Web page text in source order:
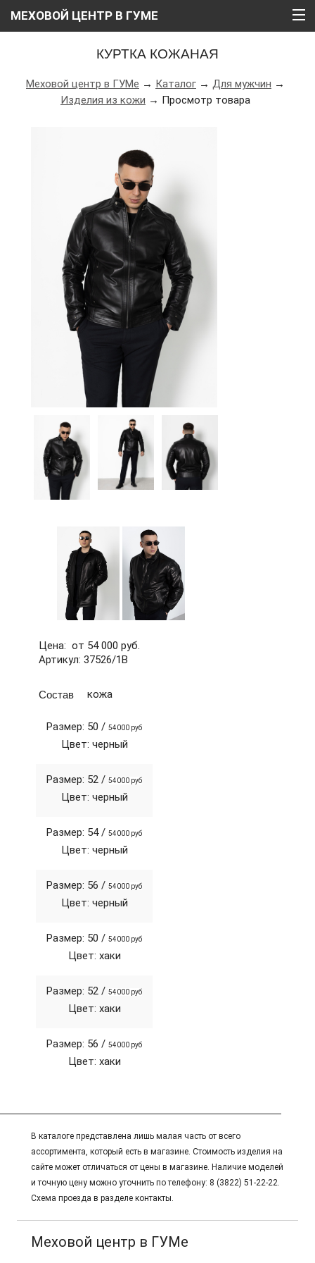
МЕХОВОЙ ЦЕНТР В ГУМЕ
КАТАЛОГ
КОНТАКТЫ
КУРТКА КОЖАНАЯ
Меховой центр в ГУМе → Каталог → Для мужчин →
Изделия из кожи → Просмотр товара
Цена: от 54 000 руб.
Артикул: 37526/1В
Состав кожа
Размер: 50 / 54000 руб
Цвет: черный
Размер: 52 / 54000 руб
Цвет: черный
Размер: 54 / 54000 руб
Цвет: черный
Размер: 56 / 54000 руб
Цвет: черный
Размер: 50 / 54000 руб
Цвет: хаки
Размер: 52 / 54000 руб
Цвет: хаки
Размер: 56 / 54000 руб
Цвет: хаки
В каталоге представлена лишь малая часть от всего
ассортимента, который есть в магазине. Стоимость изделия на
сайте может отличаться от цены в магазине. Наличие моделей
и точную цену можно уточнить по телефону: 8 (3822) 51-22-22.
Схема проезда в разделе контакты.
Меховой центр в ГУМе